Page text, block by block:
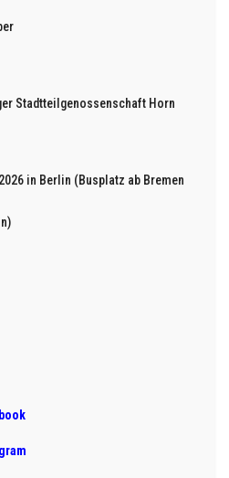
Stadtteilgenossenschaft Horn
in Berlin (Busplatz ab Bremen